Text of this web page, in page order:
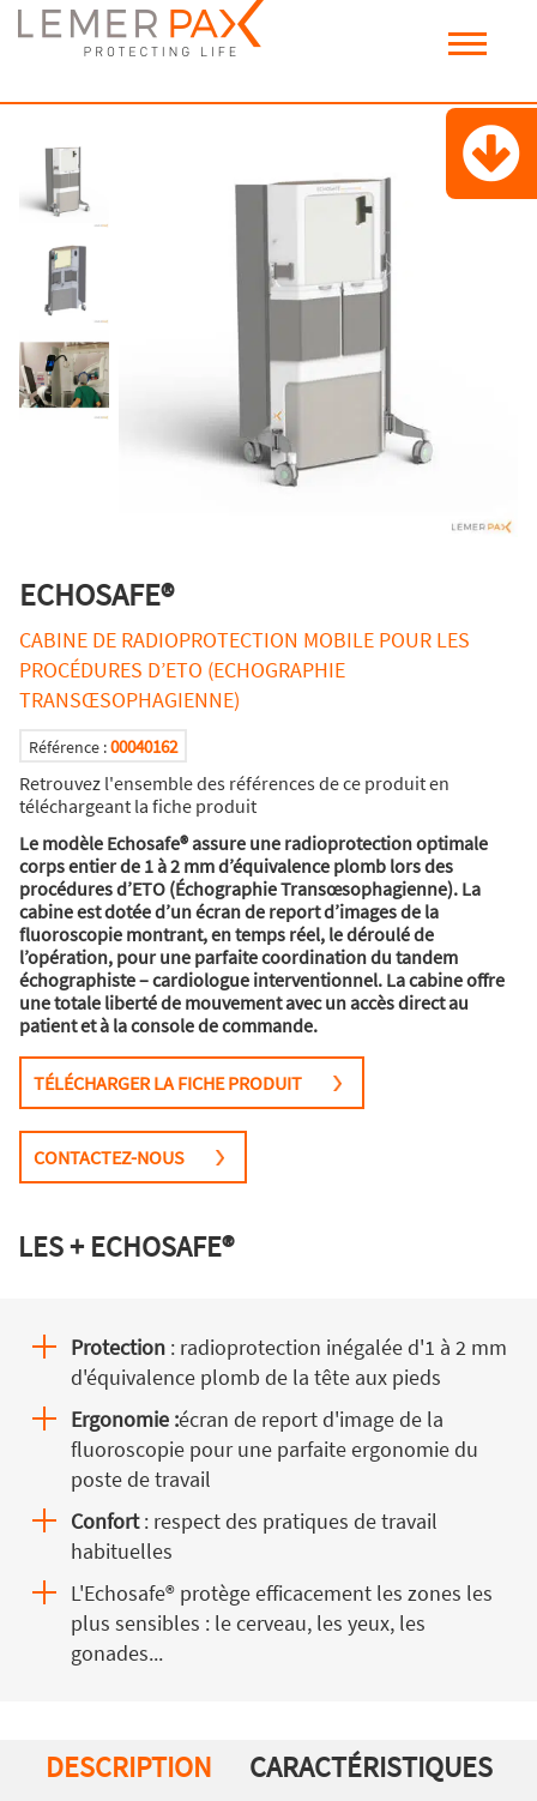
ECHOSAFE®
CABINE DE RADIOPROTECTION MOBILE POUR LES
PROCÉDURES D’ETO (ECHOGRAPHIE
TRANSŒSOPHAGIENNE)
Référence :00040162
Retrouvez l'ensemble des références de ce produit en
téléchargeant la fiche produit
Le modèle Echosafe® assure une radioprotection optimale
corps entier de 1 à 2 mm d’équivalence plomb lors des
procédures d’ETO (Échographie Transœsophagienne). La
cabine est dotée d’un écran de report d’images de la
fluoroscopie montrant, en temps réel, le déroulé de
l’opération, pour une parfaite coordination du tandem
échographiste – cardiologue interventionnel. La cabine offre
une totale liberté de mouvement avec un accès direct au
patient et à la console de commande.
TÉLÉCHARGER LA FICHE PRODUIT
CONTACTEZ-NOUS
LES + ECHOSAFE®
Protection : radioprotection inégalée d'1 à 2 mm
d'équivalence plomb de la tête aux pieds
Ergonomie :écran de report d'image de la
fluoroscopie pour une parfaite ergonomie du
poste de travail
Confort: respect des pratiques de travail
habituelles
L'Echosafe® protège efficacement les zones les
plus sensibles : le cerveau, les yeux, les
gonades...
DESCRIPTION
CARACTÉRISTIQUES